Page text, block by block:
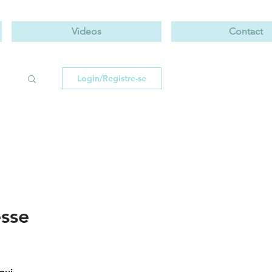
Videos Contact
Login/Registre-se